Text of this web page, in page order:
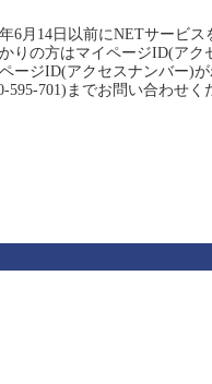
6月14日以前にNETサービ
りの方はマイページID(ア
ージID(アクセスナンバー)
595-701)までお問い合わせく